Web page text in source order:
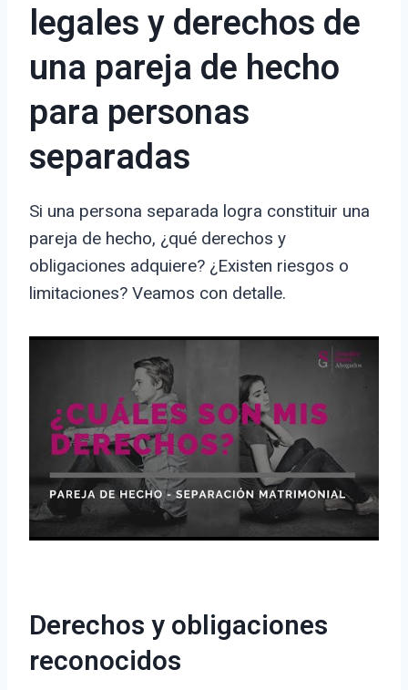
legales y derechos de
una pareja de hecho
para personas
separadas
Si una persona separada logra constituir una
pareja de hecho, ¿qué derechos y
obligaciones adquiere? ¿Existen riesgos o
limitaciones? Veamos con detalle.
Derechos y obligaciones
reconocidos